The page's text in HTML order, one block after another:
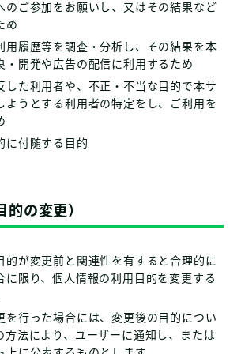
のご参加をお願いし、又はその結果など
め
用履歴等を調査・分析し、その結果を本
・開発や広告の配信に利用するため
した利用者や、不正・不当な目的で本サ
ようとする利用者の特定をし、ご利用を
に付随する目的
の変更）
的が変更前と関連性を有すると合理的に
に限り、個人情報の利用目的を変更する
を行った場合には、変更後の目的につい
方法により、ユーザーに通知し、または